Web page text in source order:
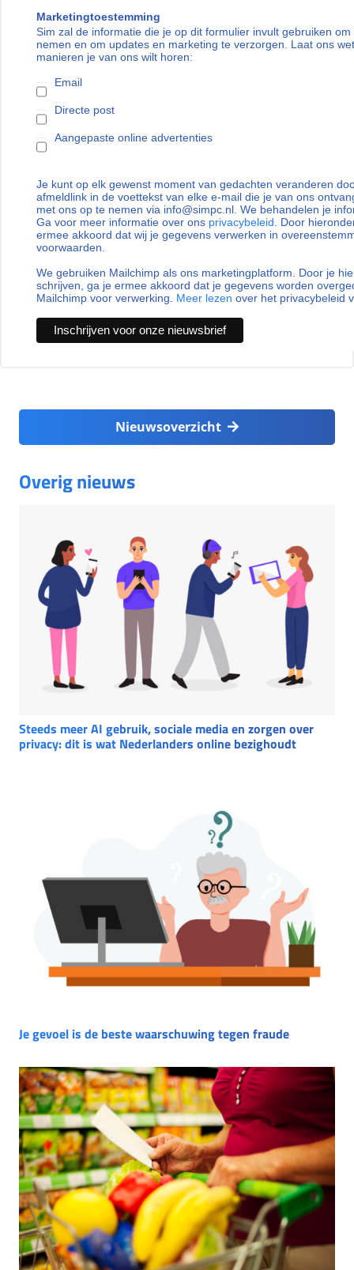
Marketingtoestemming
Sim zal de informatie die je op dit formulier invult gebruiken
nemen en om updates en marketing te verzorgen. Laat ons
manieren je van ons wilt horen:
Email
Directe post
Aangepaste online advertenties
Je kunt op elk gewenst moment van gedachten veranderen
afmeldlink in de voettekst van elke e-mail die je van ons
met ons op te nemen via info@simpc.nl. We behandelen je
Ga voor meer informatie over ons privacybeleid . Door
ermee akkoord dat wij je gegevens verwerken in
voorwaarden.
We gebruiken Mailchimp als ons marketingplatform. Door je
schrijven, ga je ermee akkoord dat je gegevens worden
Mailchimp voor verwerking. Meer lezen over het privacybeleid
Nieuwsoverzicht
Overig nieuws
Steeds meer AI gebruik, sociale media en zorgen over
privacy: dit is wat Nederlanders online bezighoudt
Je gevoel is de beste waarschuwing tegen fraude